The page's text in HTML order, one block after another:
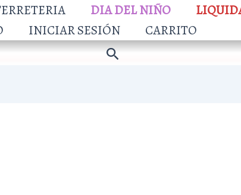
DIA DEL NIÑO
INICIAR SESIÓN
CARRITO
Buscar